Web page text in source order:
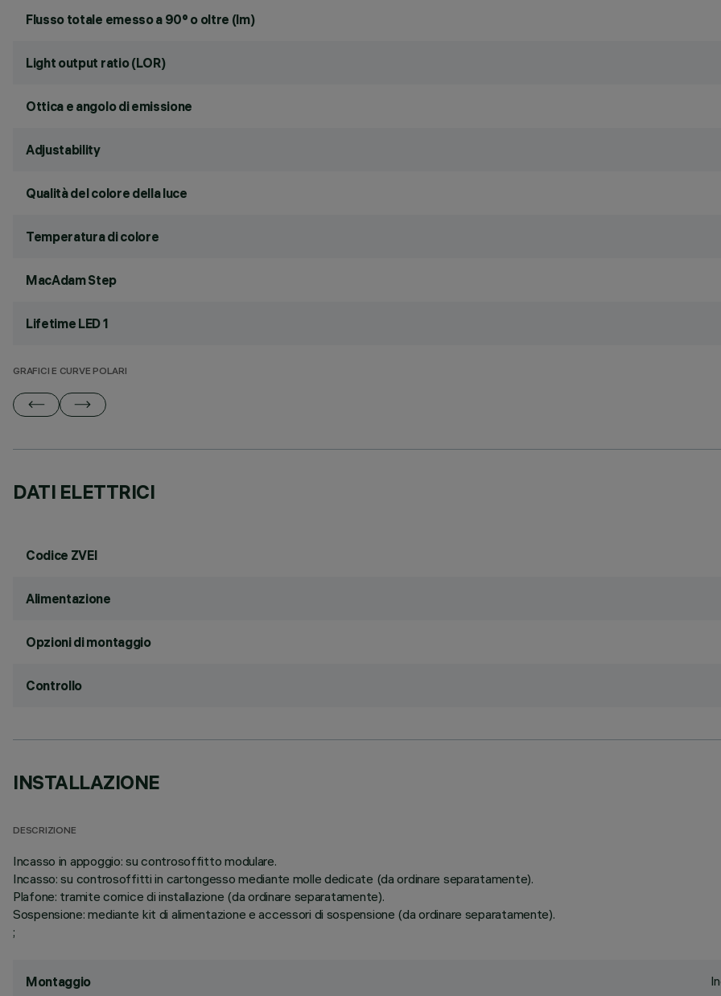
Flusso totale emesso a 90° o oltre (lm)
Light output ratio (LOR)
Ottica e angolo di emissione
Adjustability
Qualità del colore della luce
Temperatura di colore
MacAdam Step
Lifetime LED 1
GRAFICI E CURVE POLARI
DATI ELETTRICI
Codice ZVEI
Alimentazione
Opzioni di montaggio
Controllo
INSTALLAZIONE
DESCRIZIONE
Incasso in appoggio: su controsoffitto modulare.
Incasso: su controsoffitti in cartongesso mediante molle dedicate (da ordinare separatamente).
Plafone: tramite cornice di installazione (da ordinare separatamente).
Sospensione: mediante kit di alimentazione e accessori di sospensione (da ordinare separatamente).
;
Montaggio